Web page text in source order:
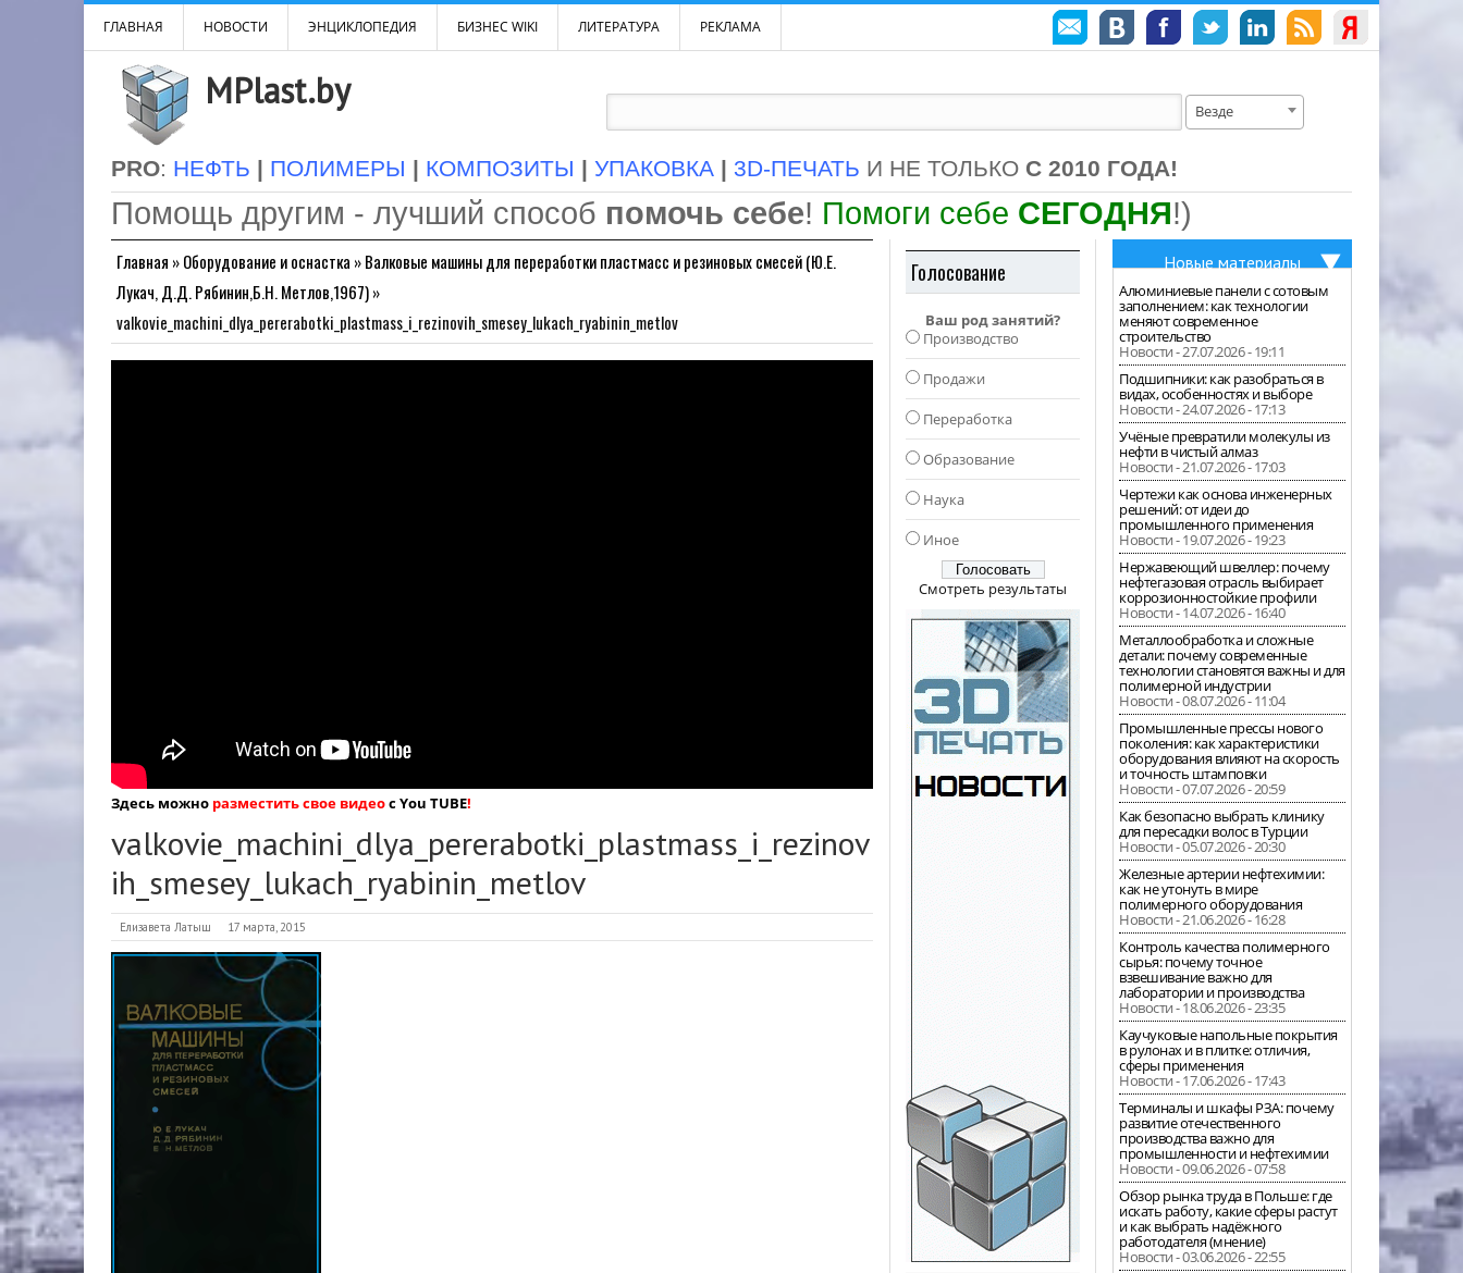
ГЛАВНАЯ НОВОСТИ ЭНЦИКЛОПЕДИЯ БИЗНЕС WIKI ЛИТЕРАТУРА РЕКЛАМА
MPlast.by Везде
PRO: НЕФТЬ | ПОЛИМЕРЫ | КОМПОЗИТЫ | УПАКОВКА | 3D-ПЕЧАТЬ И НЕ ТОЛЬКО С 2010 ГОДА!
Помощь другим - лучший способ помочь себе! Помоги себе СЕГОДНЯ!)
Главная »Оборудование и оснастка »Валковые машины для переработки пластмасс и резиновых смесей (Ю.Е.
Лукач, Д.Д. Рябинин,Б.Н. Метлов,1967)»
valkovie_machini_dlya_pererabotki_plastmass_i_rezinovih_smesey_lukach_ryabinin_metlov
Здесь можно разместить свое видеос You TUBE!
valkovie_machini_dlya_pererabotki_plastmass_i_rezinov
ih_smesey_lukach_ryabinin_metlov
Елизавета Латыш 17 марта, 2015
Голосование
Ваш род занятий?
Производство
Продажи
Переработка
Образование
Наука
Иное
Смотреть результаты
Новые материалы
Алюминиевые панели с сотовым
заполнением: как технологии
меняют современное
строительство
Новости - 27.07.2026 - 19:11
Подшипники: как разобраться в
видах, особенностях и выборе
Новости - 24.07.2026 - 17:13
Учёные превратили молекулы из
нефти в чистый алмаз
Новости - 21.07.2026 - 17:03
Чертежи как основа инженерных
решений: от идеи до
промышленного применения
Новости - 19.07.2026 - 19:23
Нержавеющий швеллер: почему
нефтегазовая отрасль выбирает
коррозионностойкие профили
Новости - 14.07.2026 - 16:40
Металлообработка и сложные
детали: почему современные
технологии становятся важны и для
полимерной индустрии
Новости - 08.07.2026 - 11:04
Промышленные прессы нового
поколения: как характеристики
оборудования влияют на скорость
и точность штамповки
Новости - 07.07.2026 - 20:59
Как безопасно выбрать клинику
для пересадки волос в Турции
Новости - 05.07.2026 - 20:30
Железные артерии нефтехимии:
как не утонуть в мире
полимерного оборудования
Новости - 21.06.2026 - 16:28
Контроль качества полимерного
сырья: почему точное
взвешивание важно для
лаборатории и производства
Новости - 18.06.2026 - 23:35
Каучуковые напольные покрытия
в рулонах и в плитке: отличия,
сферы применения
Новости - 17.06.2026 - 17:43
Терминалы и шкафы РЗА: почему
развитие отечественного
производства важно для
промышленности и нефтехимии
Новости - 09.06.2026 - 07:58
Обзор рынка труда в Польше: где
искать работу, какие сферы растут
и как выбрать надёжного
работодателя (мнение)
Новости - 03.06.2026 - 22:55